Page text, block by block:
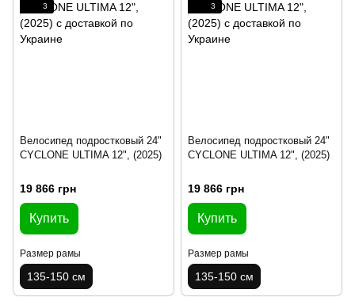
3
Велосипед подростковый 24"
CYCLONE ULTIMA 12", (2025)
19 866 грн
Купить
Размер рамы
135-150 см
3
Велосипед подростковый 24"
CYCLONE ULTIMA 12", (2025)
19 866 грн
Купить
Размер рамы
135-150 см